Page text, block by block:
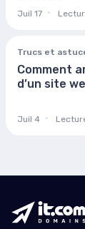
Juil 17
Trucs et
Comment
d’un site
Juil 4